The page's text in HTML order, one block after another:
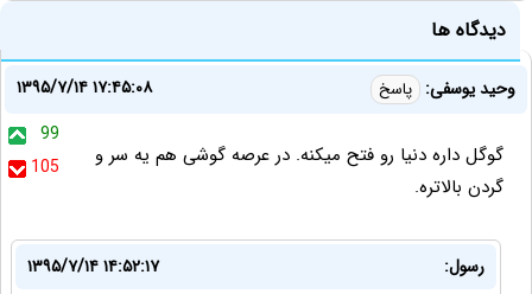
دیدگاه ها
وحید یوسفی: پاسخ
۱۳۹۵/۷/۱۴ ۱۷:۴۵:۰۸
99
105
گوگل داره دنیا رو فتح میکنه. در عرصه گوشی هم یه سر و
گردن بالاتره.
رسول:
۱۳۹۵/۷/۱۴ ۱۴:۵۲:۱۷